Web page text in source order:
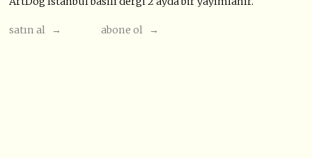
satın al → abone ol →